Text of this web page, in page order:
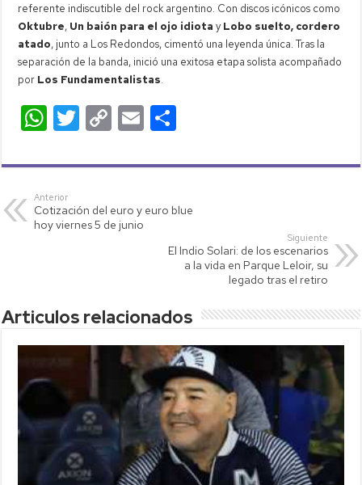
referente indiscutible del rock argentino. Con discos icónicos como
Oktubre, Un baión para el ojo idiota y Lobo suelto, cordero
atado, junto a Los Redondos, cimentó una leyenda única. Tras la
separación de la banda, inició una exitosa etapa solista acompañado
por Los Fundamentalistas.
W
at
s
A
T
tt
C
p
Li
E
ail m
ar
tir
Anterior
Cotización del euro y euro blue
hoy viernes 5 de junio
Siguiente
El Indio Solari: de los escenarios
a la vida en Parque Leloir, su
legado tras el retiro
Articulos relacionados